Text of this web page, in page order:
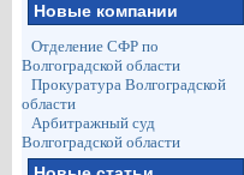
Новые компании
Отделение СФР по
Волгоградской области
Прокуратура Волгоградской
области
Арбитражный суд
Волгоградской области